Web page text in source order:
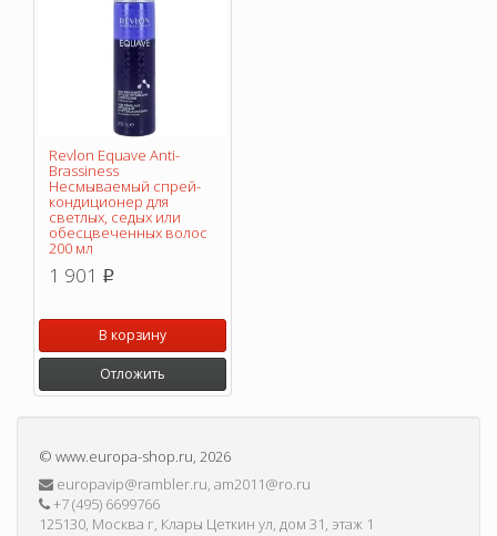
Revlon Equave Anti-
Brassiness
Несмываемый спрей-
кондиционер для
светлых, седых или
обесцвеченных волос
200 мл
1 901 p
В корзину
Отложить
© www.europa-shop.ru, 2026
europavip@rambler.ru, am2011@ro.ru
+7 (495) 6699766
125130, Москва г, Клары Цеткин ул, дом 31, этаж 1